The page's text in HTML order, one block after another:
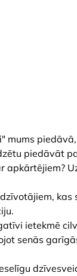
mums
piedāvāt
kas
ietekmē
senās